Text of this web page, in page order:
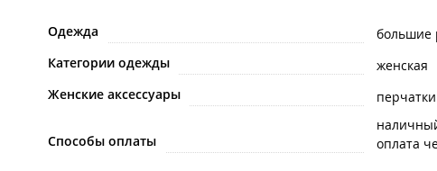
Одежда большие
Категории одежды
женская
Женские аксессуары
Способы оплаты
оплата